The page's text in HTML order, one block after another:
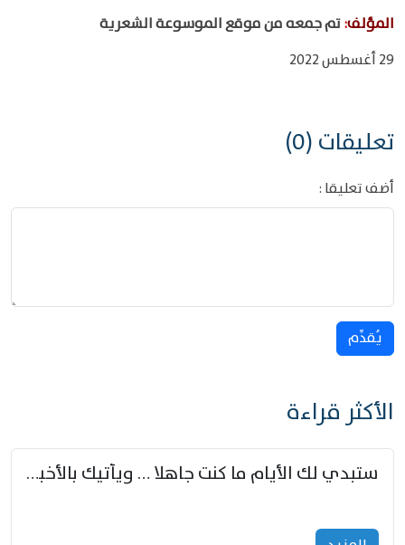
المؤلف:تم جمعه من موقع الموسوعة الشعرية
29 أغسطس 2022
تعليقات (0)
أضف تعليقا :
يُقدِّم
الأكثر قراءة
ستبدي لك الأيام ما كنت جاهلا … ويأتيك بالأخبار من لم تزوّد